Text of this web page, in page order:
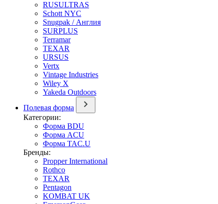
RUSULTRAS
Schott NYC
Snugpak / Англия
SURPLUS
Terramar
TEXAR
URSUS
Vertx
Vintage Industries
Wiley X
Yakeda Outdoors
Полевая форма
Категории:
Форма BDU
Форма ACU
Форма TAC.U
Бренды:
Propper International
Rothco
TEXAR
Pentagon
KOMBAT UK